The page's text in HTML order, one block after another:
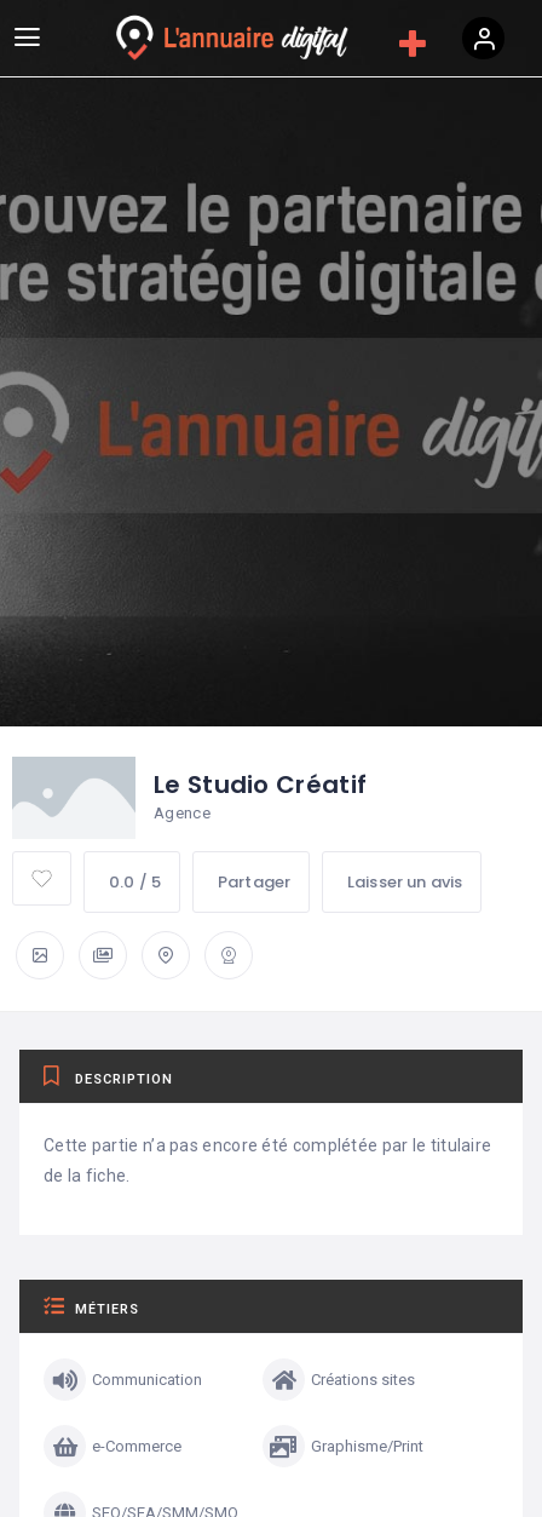
Le Studio Créatif
Agence
0.0 / 5 Partager Laisser un avis
DESCRIPTION
Cette partie n’a pas encore été complétée par le titulaire
de la fiche.
MÉTIERS
Communication Créations sites
e-Commerce Graphisme/Print
SEO/SEA/SMM/SMO